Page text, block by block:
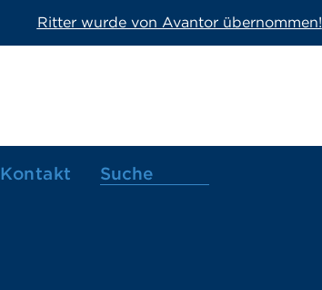
Ritter wurde von Avantor übernommen!
Kontakt